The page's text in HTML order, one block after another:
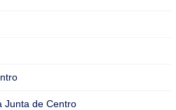
Junta de Centro